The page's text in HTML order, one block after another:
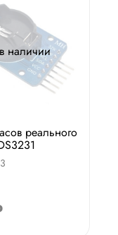
наличии
реального